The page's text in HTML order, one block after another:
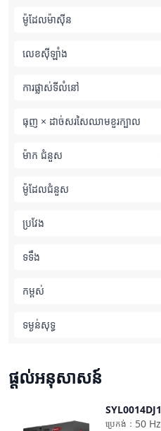
ម៉ូដែលម៉ាស៊ីន
លេខស៊ីឡាំង
ការផ្លាស់ទីលំនៅ
ធុញ × ដាច់សរសៃឈាមខួរក្បាល
ម៉ាក ជំនួស
ម៉ូដែលជំនួស
ប្រវែង
ទទឹង
កម្ពស់
ទម្ងន់​សុទ្ធ
ផ្តល់អនុសាសន៍
SYL0014DJ1
50 Hz
ប្រេកង់ ：